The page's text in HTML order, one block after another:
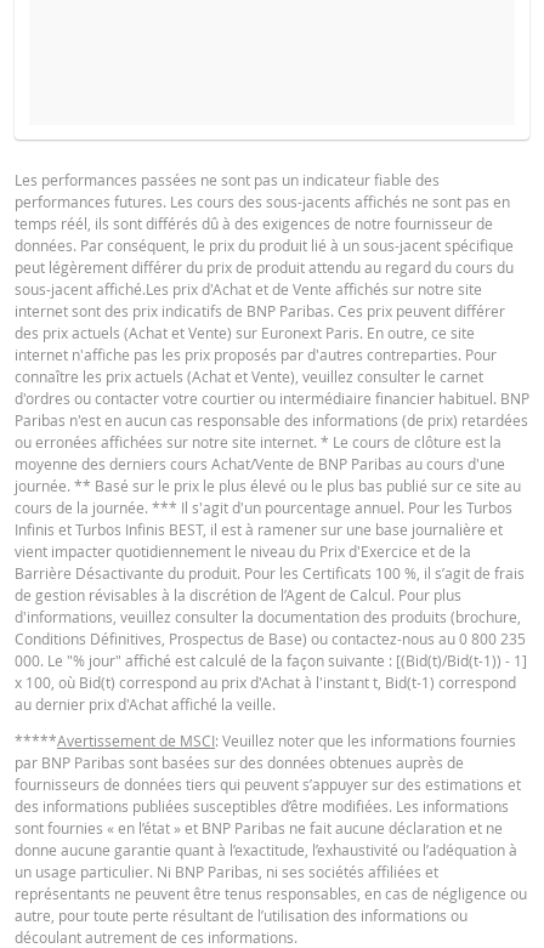
PROSPECTUS DE BASE
Français (France)
FINAL TERMS
Français (France)
CONDITIONS DÉFINITIVES RÉSUMÉ
Français (France)
KEY INFORMATION DOCUMENTS
Key Information Document (FR)
QUOTES
Latest Product Quotes CSV
Les performances passées ne sont pas un indicateur fiable des
performances futures. Les cours des sous-jacents affichés ne sont pas en
temps réél, ils sont différés dû à des exigences de notre fournisseur de
données. Par conséquent, le prix du produit lié à un sous-jacent spécifique
peut légèrement différer du prix de produit attendu au regard du cours du
sous-jacent affiché.Les prix d'Achat et de Vente affichés sur notre site
internet sont des prix indicatifs de BNP Paribas. Ces prix peuvent différer
des prix actuels (Achat et Vente) sur Euronext Paris. En outre, ce site
internet n'affiche pas les prix proposés par d'autres contreparties. Pour
connaître les prix actuels (Achat et Vente), veuillez consulter le carnet
d'ordres ou contacter votre courtier ou intermédiaire financier habituel. BNP
Paribas n'est en aucun cas responsable des informations (de prix) retardées
ou erronées affichées sur notre site internet. * Le cours de clôture est la
moyenne des derniers cours Achat/Vente de BNP Paribas au cours d'une
journée. ** Basé sur le prix le plus élevé ou le plus bas publié sur ce site au
cours de la journée. *** Il s'agit d'un pourcentage annuel. Pour les Turbos
Infinis et Turbos Infinis BEST, il est à ramener sur une base journalière et
vient impacter quotidiennement le niveau du Prix d'Exercice et de la
Barrière Désactivante du produit. Pour les Certificats 100 %, il s’agit de frais
de gestion révisables à la discrétion de l’Agent de Calcul. Pour plus
d'informations, veuillez consulter la documentation des produits (brochure,
Conditions Définitives, Prospectus de Base) ou contactez-nous au 0 800 235
000. Le "% jour" affiché est calculé de la façon suivante : [(Bid(t)/Bid(t-1)) - 1]
x 100, où Bid(t) correspond au prix d'Achat à l'instant t, Bid(t-1) correspond
au dernier prix d'Achat affiché la veille.
*****Avertissement de MSCI: Veuillez noter que les informations fournies
par BNP Paribas sont basées sur des données obtenues auprès de
fournisseurs de données tiers qui peuvent s’appuyer sur des estimations et
des informations publiées susceptibles d’être modifiées. Les informations
sont fournies « en l’état » et BNP Paribas ne fait aucune déclaration et ne
donne aucune garantie quant à l’exactitude, l’exhaustivité ou l’adéquation à
un usage particulier. Ni BNP Paribas, ni ses sociétés affiliées et
représentants ne peuvent être tenus responsables, en cas de négligence ou
autre, pour toute perte résultant de l’utilisation des informations ou
découlant autrement de ces informations.